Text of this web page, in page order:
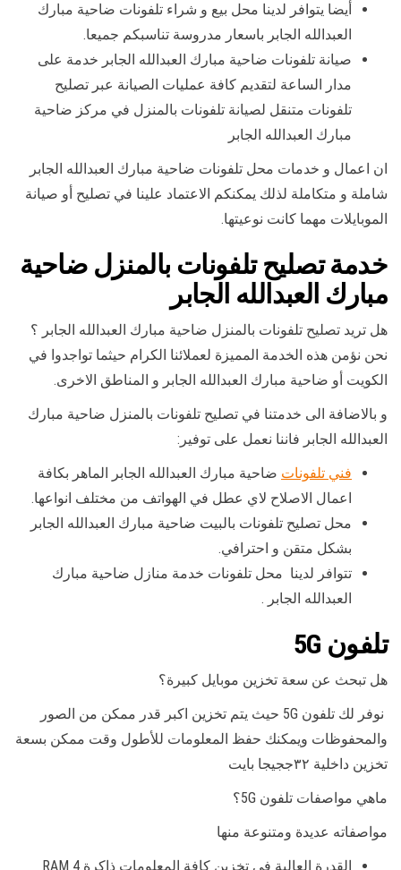
أيضا يتوافر لدينا محل بيع و شراء تلفونات ضاحية مبارك
العبدالله الجابر باسعار مدروسة تناسبكم جميعا.
صيانة تلفونات ضاحية مبارك العبدالله الجابر خدمة على
مدار الساعة لتقديم كافة عمليات الصيانة عبر تصليح
تلفونات متنقل لصيانة تلفونات بالمنزل في مركز ضاحية
مبارك العبدالله الجابر
ان اعمال و خدمات محل تلفونات ضاحية مبارك العبدالله الجابر
شاملة و متكاملة لذلك يمكنكم الاعتماد علينا في تصليح أو صيانة
الموبايلات مهما كانت نوعيتها.
خدمة تصليح تلفونات بالمنزل ضاحية
مبارك العبدالله الجابر
هل تريد تصليح تلفونات بالمنزل ضاحية مبارك العبدالله الجابر ؟
نحن نؤمن هذه الخدمة المميزة لعملائنا الكرام حيثما تواجدوا في
الكويت أو ضاحية مبارك العبدالله الجابر و المناطق الاخرى.
و بالاضافة الى خدمتنا في تصليح تلفونات بالمنزل ضاحية مبارك
العبدالله الجابر فاننا نعمل على توفير:
فني تلفونات ضاحية مبارك العبدالله الجابر الماهر بكافة
اعمال الاصلاح لاي عطل في الهواتف من مختلف انواعها.
محل تصليح تلفونات بالبيت ضاحية مبارك العبدالله الجابر
بشكل متقن و احترافي.
تتوافر لدينا محل تلفونات خدمة منازل ضاحية مبارك
العبدالله الجابر .
تلفون 5G
هل تبحث عن سعة تخزين موبايل كبيرة؟
نوفر لك تلفون 5G حيث يتم تخزين اكبر قدر ممكن من الصور
والمحفوظات ويمكنك حفظ المعلومات للأطول وقت ممكن بسعة
تخزين داخلية ٣٢ججيجا بايت
ماهي مواصفات تلفون 5G؟
مواصفاته عديدة ومتنوعة منها
القدرة العالية في تخزين كافة المعلومات ذاكرة RAM 4